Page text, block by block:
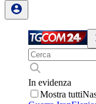
In evidenza
Mostra tutti